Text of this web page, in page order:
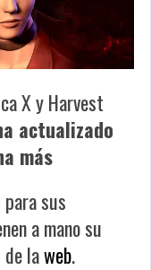
X y Harvest
actualizado
más
sus
a mano su
laweb.